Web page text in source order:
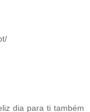
dia para ti também